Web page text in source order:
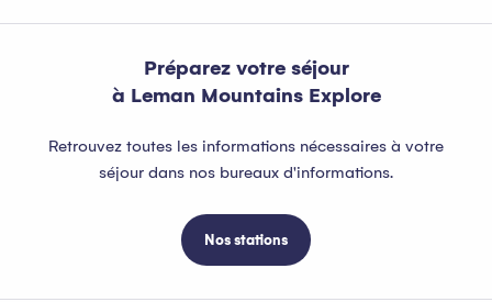
Préparez votre séjour
à Leman Mountains Explore
Retrouvez toutes les informations nécessaires à votre
séjour dans nos bureaux d'informations.
Nos stations